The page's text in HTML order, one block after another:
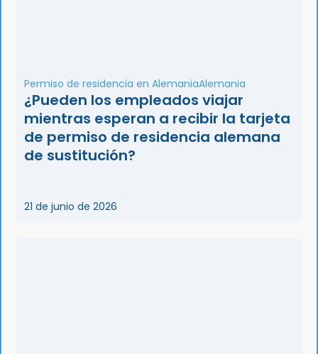
Permiso de residencia en AlemaniaAlemania
¿Pueden los empleados viajar
mientras esperan a recibir la tarjeta
de permiso de residencia alemana
de sustitución?
21 de junio de 2026